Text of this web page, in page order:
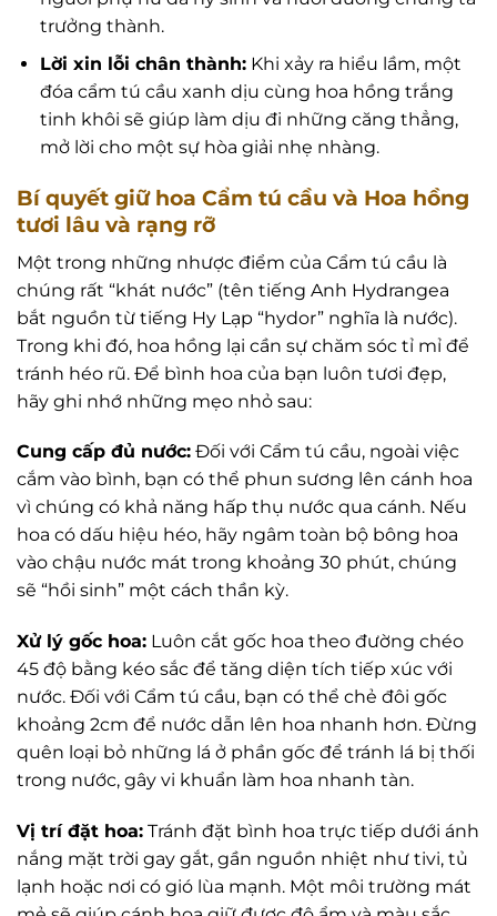
trưởng thành.
Lời xin lỗi chân thành:Khi xảy ra hiểu lầm, một
đóa cẩm tú cầu xanh dịu cùng hoa hồng trắng
tinh khôi sẽ giúp làm dịu đi những căng thẳng,
mở lời cho một sự hòa giải nhẹ nhàng.
Bí quyết giữ hoa Cẩm tú cầu và Hoa hồng
tươi lâu và rạng rỡ
Một trong những nhược điểm của Cẩm tú cầu là
chúng rất “khát nước” (tên tiếng Anh Hydrangea
bắt nguồn từ tiếng Hy Lạp “hydor” nghĩa là nước).
Trong khi đó, hoa hồng lại cần sự chăm sóc tỉ mỉ để
tránh héo rũ. Để bình hoa của bạn luôn tươi đẹp,
hãy ghi nhớ những mẹo nhỏ sau:
Cung cấp đủ nước: Đối với Cẩm tú cầu, ngoài việc
cắm vào bình, bạn có thể phun sương lên cánh hoa
vì chúng có khả năng hấp thụ nước qua cánh. Nếu
hoa có dấu hiệu héo, hãy ngâm toàn bộ bông hoa
vào chậu nước mát trong khoảng 30 phút, chúng
sẽ “hồi sinh” một cách thần kỳ.
Xử lý gốc hoa: Luôn cắt gốc hoa theo đường chéo
45 độ bằng kéo sắc để tăng diện tích tiếp xúc với
nước. Đối với Cẩm tú cầu, bạn có thể chẻ đôi gốc
khoảng 2cm để nước dẫn lên hoa nhanh hơn. Đừng
quên loại bỏ những lá ở phần gốc để tránh lá bị thối
trong nước, gây vi khuẩn làm hoa nhanh tàn.
Vị trí đặt hoa: Tránh đặt bình hoa trực tiếp dưới ánh
nắng mặt trời gay gắt, gần nguồn nhiệt như tivi, tủ
lạnh hoặc nơi có gió lùa mạnh. Một môi trường mát